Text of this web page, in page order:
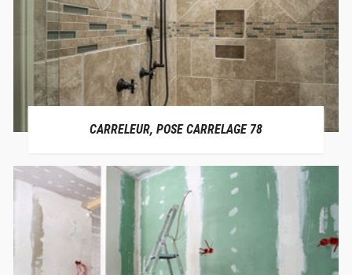
CARRELEUR, POSE CARRELAGE 78